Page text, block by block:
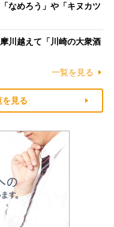
なめろう」や「キヌカツ
川越えて「川崎の大衆酒
一覧を見る
を見る